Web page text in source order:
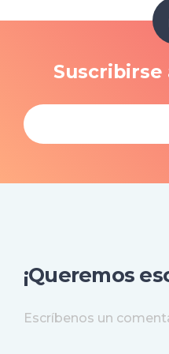
¡Queremos
Escríbenos un